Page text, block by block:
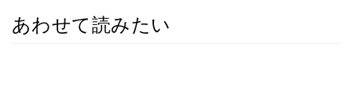
あわせて読みたい